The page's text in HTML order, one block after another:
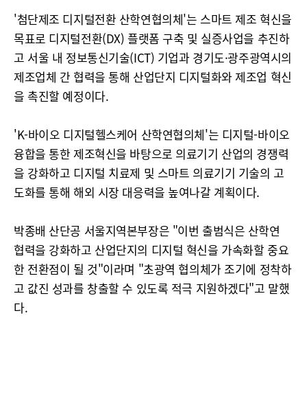
'첨단제조 디지털전환 산학연협의체'는 스마트 제조 혁신을
목표로 디지털전환(DX) 플랫폼 구축 및 실증사업을 추진하
고 서울 내 정보통신기술(ICT) 기업과 경기도·광주광역시의
제조업체 간 협력을 통해 산업단지 디지털화와 제조업 혁신
을 촉진할 예정이다.
'K-바이오 디지털헬스케어 산학연협의체'는 디지털-바이오
융합을 통한 제조혁신을 바탕으로 의료기기 산업의 경쟁력
을 강화하고 디지털 치료제 및 스마트 의료기기 기술의 고
도화를 통해 해외 시장 대응력을 높여나갈 계획이다.
박종배 산단공 서울지역본부장은 "이번 출범식은 산학연
협력을 강화하고 산업단지의 디지털 혁신을 가속화할 중요
한 전환점이 될 것"이라며 "초광역 협의체가 조기에 정착하
고 값진 성과를 창출할 수 있도록 적극 지원하겠다"고 말했
다.